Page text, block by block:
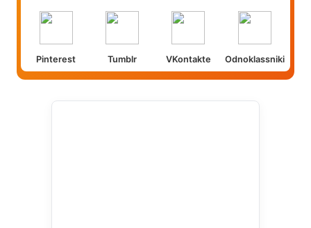
Pinterest Tumblr VKontakte Odnoklassniki